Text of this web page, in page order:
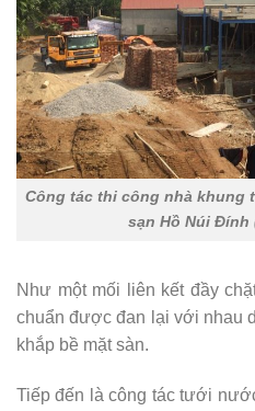
Công tác thi công nhà khung
sạn Hồ Núi Đính
Như một mối liên kết đầy
chuẩn được đan lại với nhau
khắp bề mặt sàn.
Tiếp đến là công tác tưới